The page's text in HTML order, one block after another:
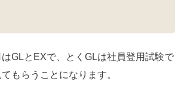
GLとEXで、とくGLは社員登用試験で
もらうことになります。